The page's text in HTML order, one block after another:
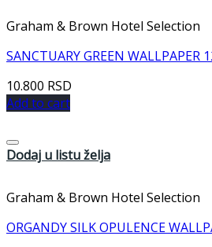
Graham & Brown Hotel Selection
SANCTUARY GREEN WALLPAPER
10.800 RSD
Add to cart
Dodaj u listu želja
Graham & Brown Hotel Selection
ORGANDY SILK OPULENCE